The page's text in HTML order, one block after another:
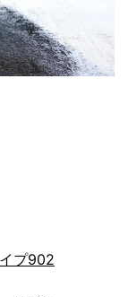
プ902